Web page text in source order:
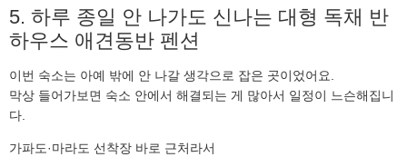
5. 하루 종일 안 나가도 신나는 대형 독채 반
하우스 애견동반 펜션
이번 숙소는 아예 밖에 안 나갈 생각으로 잡은 곳이었어요.
막상 들어가보면 숙소 안에서 해결되는 게 많아서 일정이 느슨해집니
다.
가파도·마라도 선착장 바로 근처라서